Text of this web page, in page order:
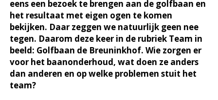
eens een bezoek te brengen aan de golfbaan en
het resultaat met eigen ogen te komen
bekijken. Daar zeggen we natuurlijk geen nee
tegen. Daarom deze keer in de rubriek Team in
beeld: Golfbaan de Breuninkhof. Wie zorgen er
voor het baanonderhoud, wat doen ze anders
dan anderen en op welke problemen stuit het
team?